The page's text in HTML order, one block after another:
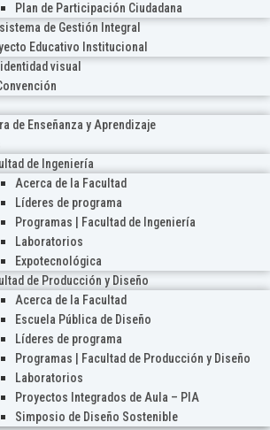
Plan de Participación Ciudadana
de Gestión Integral
Educativo Institucional
visual
de Enseñanza y Aprendizaje
de Ingeniería
Acerca de la Facultad
Líderes de programa
Programas | Facultad de Ingeniería
Laboratorios
Expotecnológica
de Producción y Diseño
Acerca de la Facultad
Escuela Pública de Diseño
Líderes de programa
Programas | Facultad de Producción y Diseño
Laboratorios
Proyectos Integrados de Aula – PIA
Simposio de Diseño Sostenible